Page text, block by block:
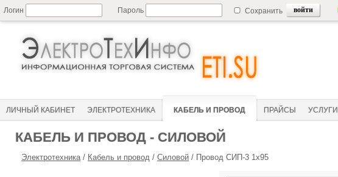
Логин Пароль Сохранить
ЛИЧНЫЙ КАБИНЕТ ЭЛЕКТРОТЕХНИКА КАБЕЛЬ И ПРОВОД ПРАЙСЫ УСЛУГИ
КАБЕЛЬ И ПРОВОД - СИЛОВОЙ
Электротехника/ Кабель и провод / Силовой / Провод СИП-3 1х95